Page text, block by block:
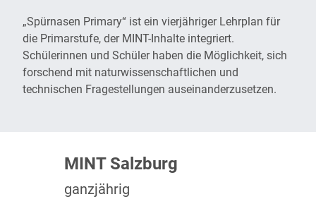
„Spürnasen Primary“ ist ein vierjähriger Lehrplan für
die Primarstufe, der MINT-Inhalte integriert.
Schülerinnen und Schüler haben die Möglichkeit, sich
forschend mit naturwissenschaftlichen und
technischen Fragestellungen auseinanderzusetzen.
MINT Salzburg
ganzjährig